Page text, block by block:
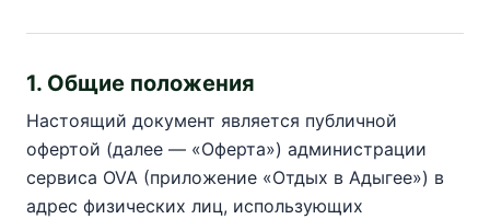
1. Общие положения
Настоящий документ является публичной
офертой (далее — «Оферта») администрации
сервиса OVA (приложение «Отдых в Адыгее») в
адрес физических лиц, использующих